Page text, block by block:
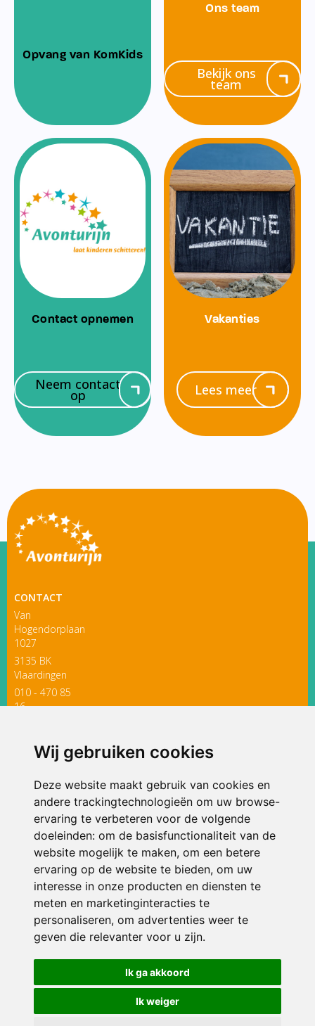
Wij gebruiken cookies
Deze website maakt gebruik van cookies en
andere trackingtechnologieën om uw browse-
ervaring te verbeteren voor de volgende
doeleinden: om de basisfunctionaliteit van de
website mogelijk te maken, om een betere
ervaring op de website te bieden, om uw
interesse in onze producten en diensten te
meten en marketinginteracties te
personaliseren, om advertenties weer te
geven die relevanter voor u zijn.
Ik ga akkoord
Ik weiger
Opvang van KomKids
Ons team
Bekijk ons
team
Contact opnemen
Neem contact
op
Vakanties
Lees meer
CONTACT
Van
Hogendorplaan
1027
3135 BK
Vlaardingen
010 - 470 85
16
ONDERDEEL VAN
© 2026 Avonturijn | Alle rechten voorbehouden
Privacy policy|Disclaimer| Klachtenregeling|RSIN en Anbi
voorkeuren
Crealisatie The MindOffice